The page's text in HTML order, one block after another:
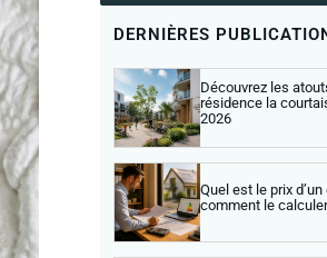
DERNIÈRES
Découvrez les
résidence la
2026
Quel est le prix d’un
comment le